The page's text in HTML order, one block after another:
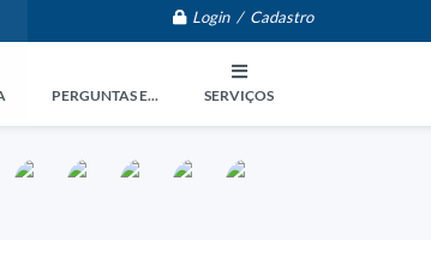
Login / Cadastro
PERGUNTAS E... SERVIÇOS